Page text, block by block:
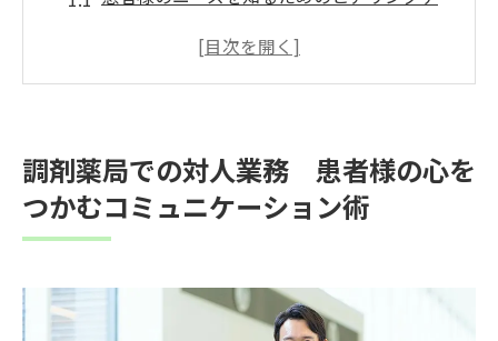
信頼を築く対話の重要性
患者様のフィードバックを取り入れる方法
患者様が心を開くコミュニケーション環境
調剤薬局が果たす患者様との信頼構築の重要性
信頼関係がもたらす医療への影響
調剤薬局での対人業務 患者様の心を
つかむコミュニケーション術